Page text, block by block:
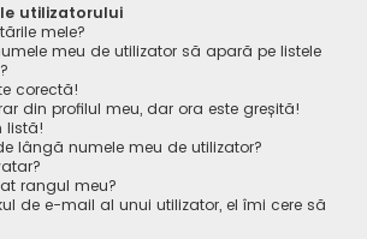
utilizatorului
mele?
meu de utilizator să apară pe listele
corectă!
din profilul meu, dar ora este greșită!
listă!
lângă numele meu de utilizator?
rangul meu?
de e-mail al unui utilizator, el îmi cere să